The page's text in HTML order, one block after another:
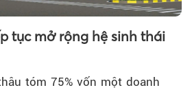
tục mở rộng hệ sinh thái
tóm 75% vốn một doanh